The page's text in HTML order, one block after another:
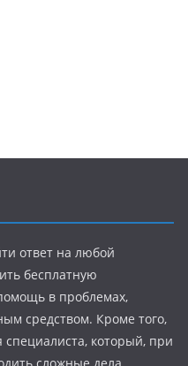
ответ на любой
бесплатную
в проблемах,
средством. Кроме того,
который, при